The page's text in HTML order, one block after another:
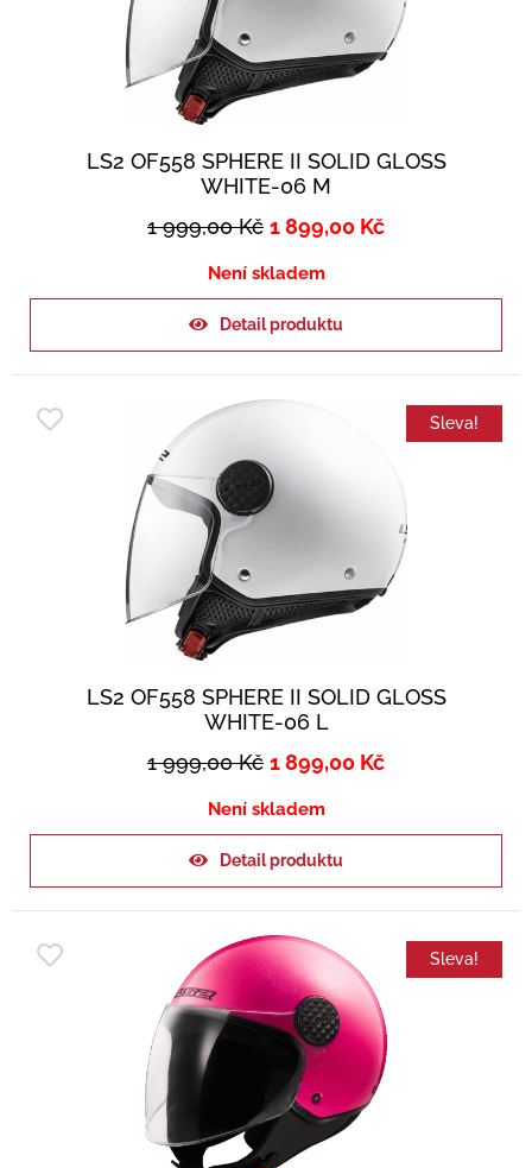
LS2 OF558 SPHERE II SOLID GLOSS
WHITE-06 M
1 999,00Kč 1 899,00 Kč
Není skladem
Detail produktu
Sleva!
LS2 OF558 SPHERE II SOLID GLOSS
WHITE-06 L
1 999,00Kč 1 899,00 Kč
Není skladem
Detail produktu
Sleva!